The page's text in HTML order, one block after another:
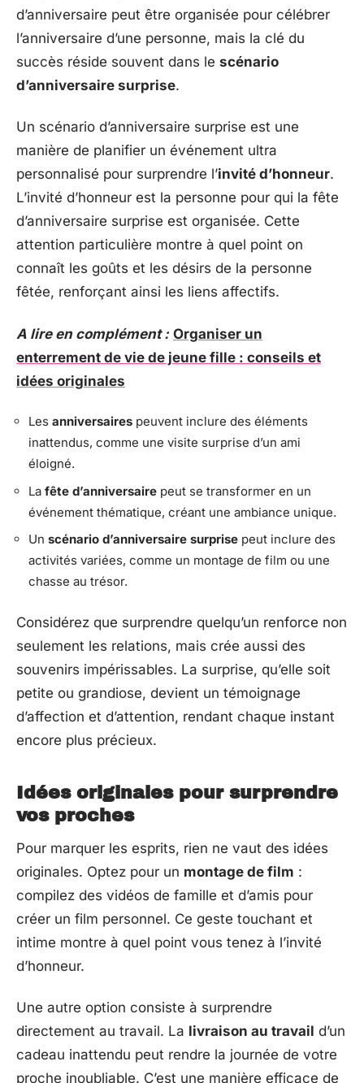
d’anniversaire peut être organisée pour célébrer
l’anniversaire d’une personne, mais la clé du
succès réside souvent dans le scénario
d’anniversaire surprise.
Un scénario d’anniversaire surprise est une
manière de planifier un événement ultra
personnalisé pour surprendre l’invité d’honneur.
L’invité d’honneur est la personne pour qui la fête
d’anniversaire surprise est organisée. Cette
attention particulière montre à quel point on
connaît les goûts et les désirs de la personne
fêtée, renforçant ainsi les liens affectifs.
A lire en complément : Organiser un
enterrement de vie de jeune fille : conseils et
idées originales
Les anniversaires peuvent inclure des éléments
inattendus, comme une visite surprise d’un ami
éloigné.
La fête d’anniversaire peut se transformer en un
événement thématique, créant une ambiance unique.
Un scénario d’anniversaire surprise peut inclure des
activités variées, comme un montage de film ou une
chasse au trésor.
Considérez que surprendre quelqu’un renforce non
seulement les relations, mais crée aussi des
souvenirs impérissables. La surprise, qu’elle soit
petite ou grandiose, devient un témoignage
d’affection et d’attention, rendant chaque instant
encore plus précieux.
Idées originales pour surprendre
vos proches
Pour marquer les esprits, rien ne vaut des idées
originales. Optez pour un montage de film :
compilez des vidéos de famille et d’amis pour
créer un film personnel. Ce geste touchant et
intime montre à quel point vous tenez à l’invité
d’honneur.
Une autre option consiste à surprendre
directement au travail. La livraison au travail d’un
cadeau inattendu peut rendre la journée de votre
proche inoubliable. C’est une manière efficace de